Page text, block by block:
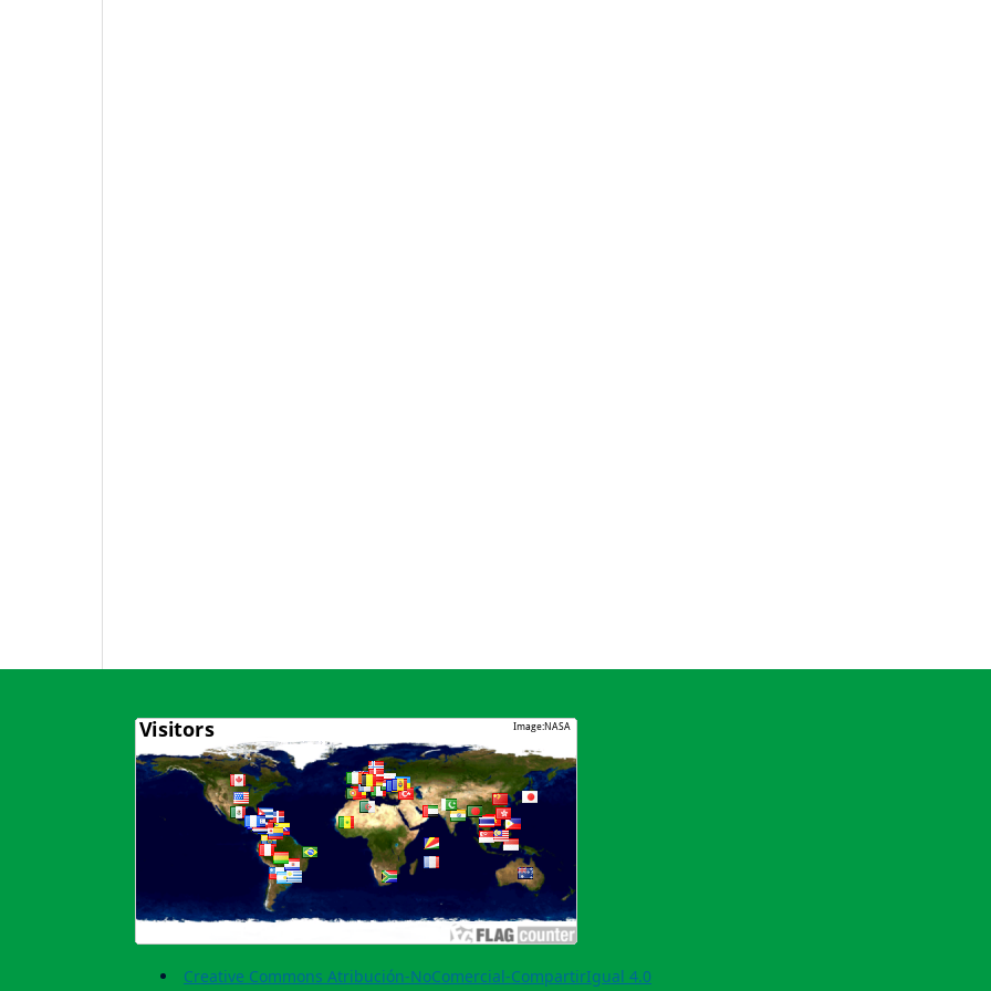
Creative Commons Atribución-NoComercial-CompartirIgual 4.0